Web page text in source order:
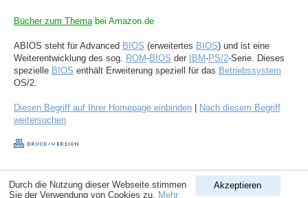
Bücher zum Themabei Amazon.de
ABIOS steht für Advanced BIOS (erweitertes BIOS) und ist eine
Weiterentwicklung des sog. ROM-BIOS der IBM-PS/2-Serie. Dieses
spezielle BIOS enthält Erweiterung speziell für das Betriebssystem
OS/2.
Diesen Begriff auf Ihrer Homepage einbinden
Nach diesem Begriff
weitersuchen
Akzeptieren
Durch die Nutzung dieser Webseite stimmen
Sie der Verwendung von Cookies zu. Mehr
Copyright © 1998-2026ComputerLexikon.Com| All rights reserved.